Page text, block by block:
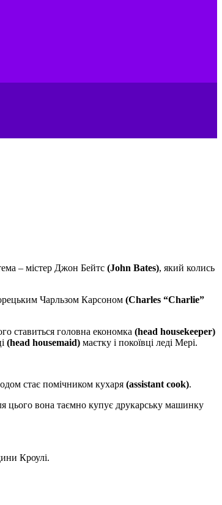
– містер Джон Бейтс (John Bates), який колись
Чарльзом Карсоном (Charles “Charlie”
ставиться головна економка (head housekeeper)
(head housemaid) маєтку і покоївці леді Мері.
стає помічником кухаря (assistant cook).
цього вона таємно купує друкарську машинку
Кроулі.